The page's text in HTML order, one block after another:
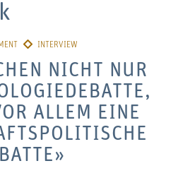
NICHT NUR
ALLEM EINE